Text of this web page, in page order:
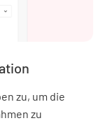
zu, um die
zu